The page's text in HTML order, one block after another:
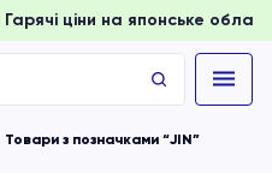
Гарячі ціни на японське
Товари з позначками “JIN”